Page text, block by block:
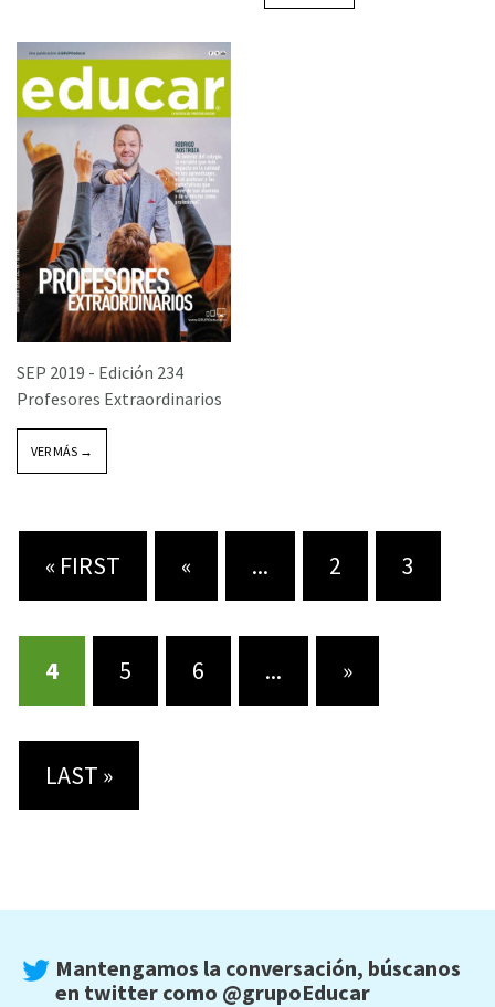
SEP 2019 - Edición 234
Profesores Extraordinarios
VER MÁS →
« FIRST « ... 2 3
4 5 6 ... »
LAST »
Mantengamos la conversación, búscanos
en twitter como @grupoEducar